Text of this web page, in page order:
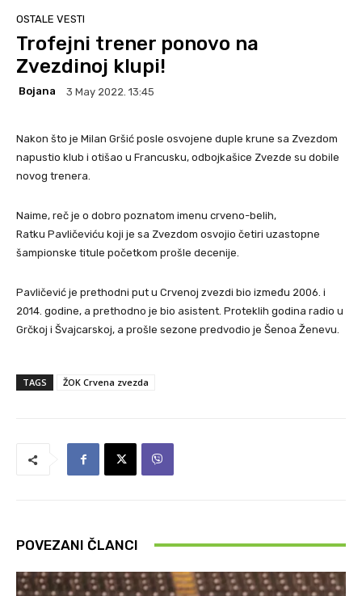
OSTALE VESTI
Trofejni trener ponovo na
Zvezdinoj klupi!
Bojana 3 May 2022. 13:45
Nakon što je Milan Gršić posle osvojene duple krune sa Zvezdom
napustio klub i otišao u Francusku, odbojkašice Zvezde su dobile
novog trenera.
Naime, reč je o dobro poznatom imenu crveno-belih,
Ratku Pavličeviću koji je sa Zvezdom osvojio četiri uzastopne
šampionske titule početkom prošle decenije.
Pavličević je prethodni put u Crvenoj zvezdi bio između 2006. i
2014. godine, a prethodno je bio asistent. Proteklih godina radio u
Grčkoj i Švajcarskoj, a prošle sezone predvodio je Šenoa Ženevu.
TAGS ŽOK Crvena zvezda
POVEZANI ČLANCI